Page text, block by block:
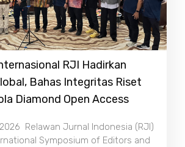
RJI Hadirkan
Bahas Integritas Riset
Diamond Open Access
Relawan Jurnal Indonesia (RJI)
Symposium of Editors and